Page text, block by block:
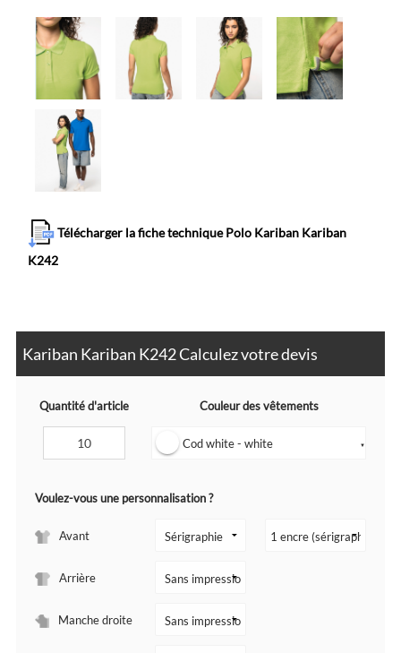
Télécharger la fiche technique Polo Kariban Kariban
K242
Kariban Kariban K242 Calculez votre devis
Quantité d'article Couleur des vêtements
Cod white - white ▼
Voulez-vous une personnalisation ?
Avant
Arrière
Manche droite